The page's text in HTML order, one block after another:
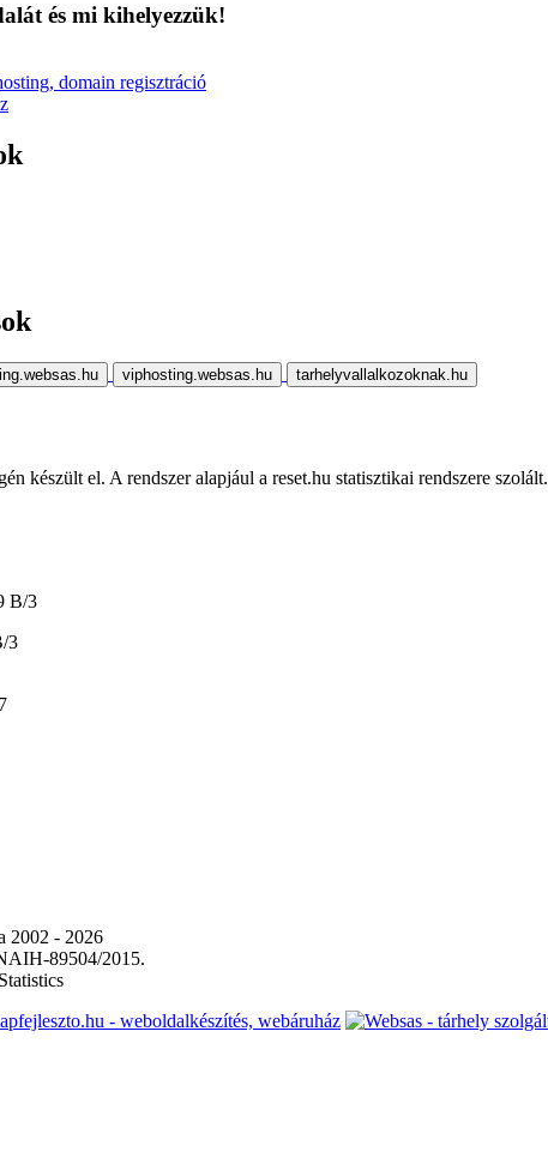
és mi kihelyezzük!
viphosting.websas.hu tarhelyvallalkozoknak.hu
készült el. A rendszer alapjául a reset.hu statisztikai rendszere
3
2002 - 2026
89504/2015.